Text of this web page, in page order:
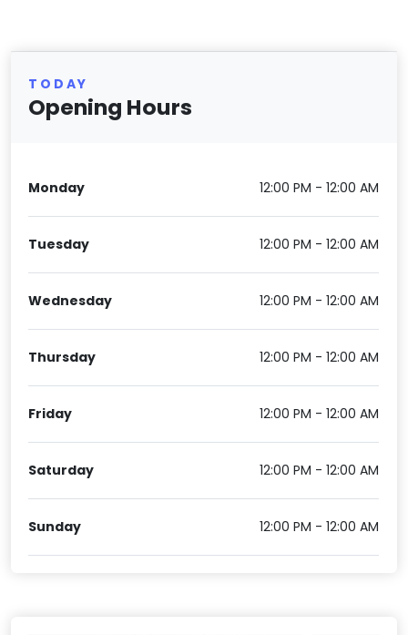
TODAY
Opening Hours
Monday 12:00 PM - 12:00 AM
Tuesday 12:00 PM - 12:00 AM
Wednesday 12:00 PM - 12:00 AM
Thursday 12:00 PM - 12:00 AM
Friday 12:00 PM - 12:00 AM
Saturday 12:00 PM - 12:00 AM
Sunday 12:00 PM - 12:00 AM